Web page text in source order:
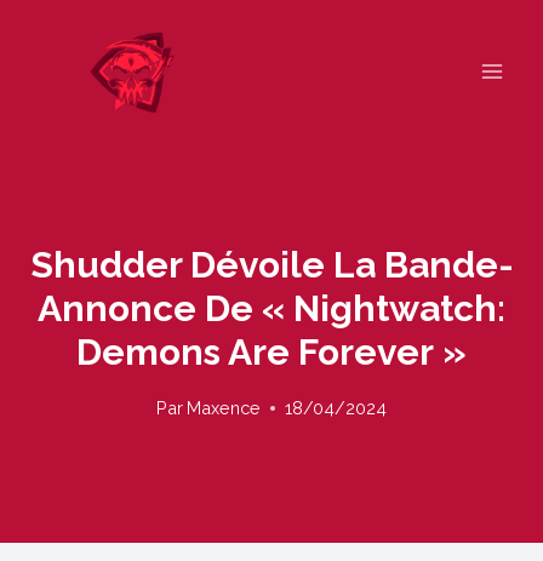
Shudder Dévoile La Bande-
Annonce De « Nightwatch:
Demons Are Forever »
Par Maxence 18/04/2024